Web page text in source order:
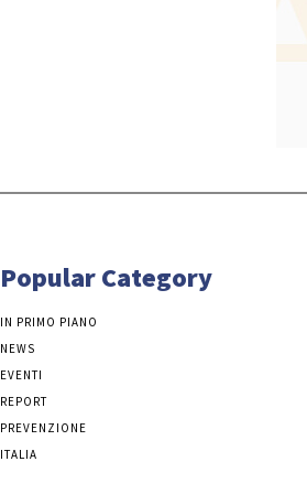
Popular Category
IN PRIMO PIANO
NEWS
EVENTI
REPORT
PREVENZIONE
ITALIA